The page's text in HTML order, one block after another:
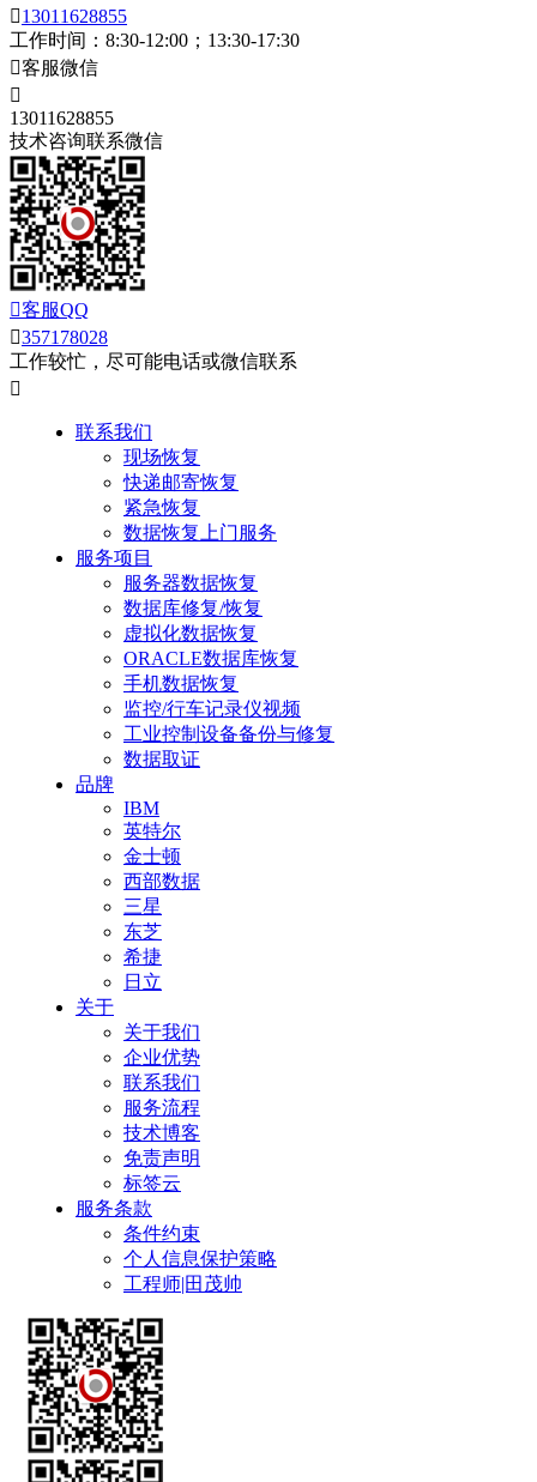
13011628855
工作时间：8:30-12:00；13:30-17:30
客服微信

13011628855
技术咨询联系微信
客服QQ
357178028
工作较忙，尽可能电话或微信联系

联系我们
现场恢复
快递邮寄恢复
紧急恢复
数据恢复上门服务
服务项目
服务器数据恢复
数据库修复/恢复
虚拟化数据恢复
ORACLE数据库恢复
手机数据恢复
监控/行车记录仪视频
工业控制设备备份与修复
数据取证
品牌
IBM
英特尔
金士顿
西部数据
三星
东芝
希捷
日立
关于
关于我们
企业优势
联系我们
服务流程
技术博客
免责声明
标签云
服务条款
条件约束
个人信息保护策略
工程师|田茂帅